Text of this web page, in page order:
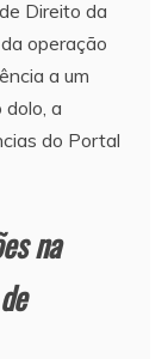
Direito da
operação
a um
dolo, a
do Portal
na